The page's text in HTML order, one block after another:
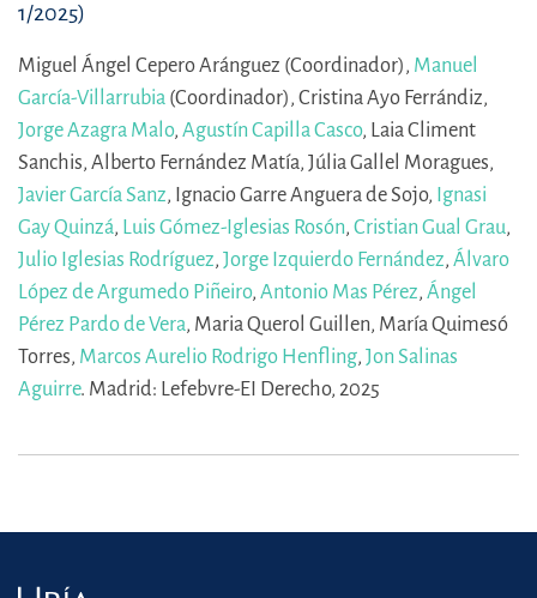
1/2025)
Miguel Ángel Cepero Aránguez (Coordinador), Manuel
García-Villarrubia (Coordinador), Cristina Ayo Ferrándiz,
Jorge Azagra Malo, Agustín Capilla Casco, Laia Climent
Sanchis, Alberto Fernández Matía, Júlia Gallel Moragues,
Javier García Sanz, Ignacio Garre Anguera de Sojo, Ignasi
Gay Quinzá, Luis Gómez-Iglesias Rosón, Cristian Gual Grau,
Julio Iglesias Rodríguez, Jorge Izquierdo Fernández, Álvaro
López de Argumedo Piñeiro, Antonio Mas Pérez, Ángel
Pérez Pardo de Vera, Maria Querol Guillen, María Quimesó
Torres, Marcos Aurelio Rodrigo Henfling, Jon Salinas
Aguirre. Madrid: Lefebvre-EI Derecho, 2025